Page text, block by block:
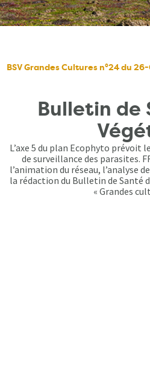
BSV Grandes Cultures n°24 du
Bulletin de
L’axe 5 du plan Ecophyto prévoit
de surveillance des parasites.
l’animation du réseau, l’analyse
la rédaction du Bulletin de Santé
« Grandes